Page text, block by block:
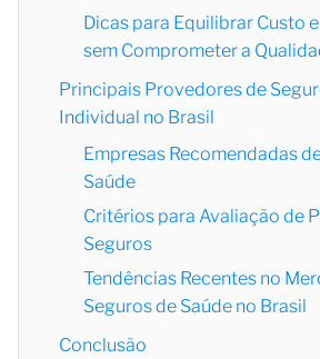
Dicas para Equilibrar Custo
sem Comprometer a
Principais Provedores de
Individual no Brasil
Empresas Recomendadas
Saúde
Critérios para Avaliação de
Seguros
Tendências Recentes no
Seguros de Saúde no Brasil
Conclusão